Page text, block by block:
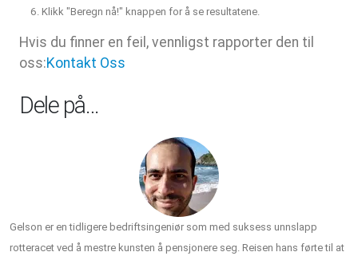
Klikk "Beregn nå!" knappen for å se resultatene.
Hvis du finner en feil, vennligst rapporter den til
oss:Kontakt Oss
Dele på…
Gelson er en tidligere bedriftsingeniør som med suksess unnslapp
rotteracet ved å mestre kunsten å pensjonere seg. Reisen hans førte til at